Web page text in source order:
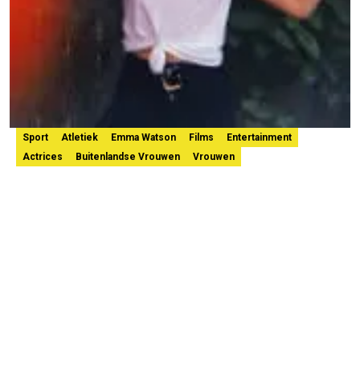
Sport Atletiek Emma Watson Films
Entertainment
Actrices
Buitenlandse Vrouwen Vrouwen